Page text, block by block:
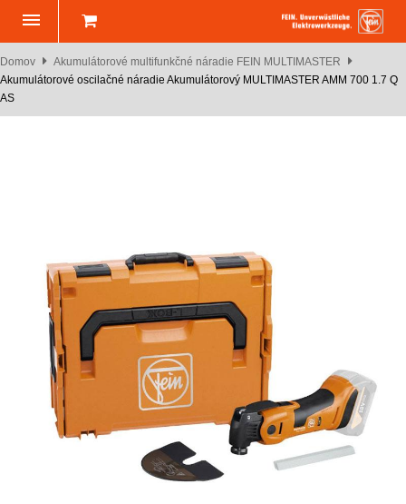
Domov
Akumulátorové multifunkčné náradie FEIN MULTIMASTER
Akumulátorové oscilačné náradie Akumulátorový MULTIMASTER AMM 700 1.7 Q
AS